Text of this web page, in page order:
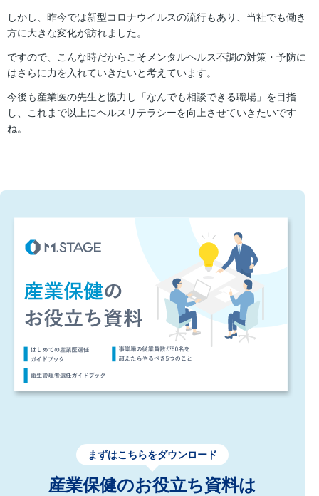
しかし、昨今では新型コロナウイルスの流行もあり、当社でも働き
方に大きな変化が訪れました。
ですので、こんな時だからこそメンタルヘルス不調の対策・予防に
はさらに力を入れていきたいと考えています。
今後も産業医の先生と協力し「なんでも相談できる職場」を目指
し、これまで以上にヘルスリテラシーを向上させていきたいです
ね。
まずはこちらをダウンロード
産業保健のお役立ち資料は